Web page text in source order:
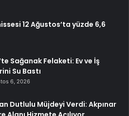
12 Ağustos’ta yüzde 6,6
Sağanak Felaketi: Ev ve İş
Su Bastı
6, 2026
Dutlulu Müjdeyi Verdi: Akpınar